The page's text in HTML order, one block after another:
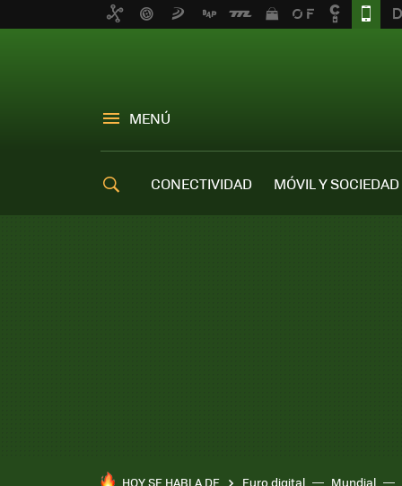
MENÚ
CONECTIVIDAD MÓVIL Y SOCIEDAD
HOY SE HABLA DE Euro digital Mundial